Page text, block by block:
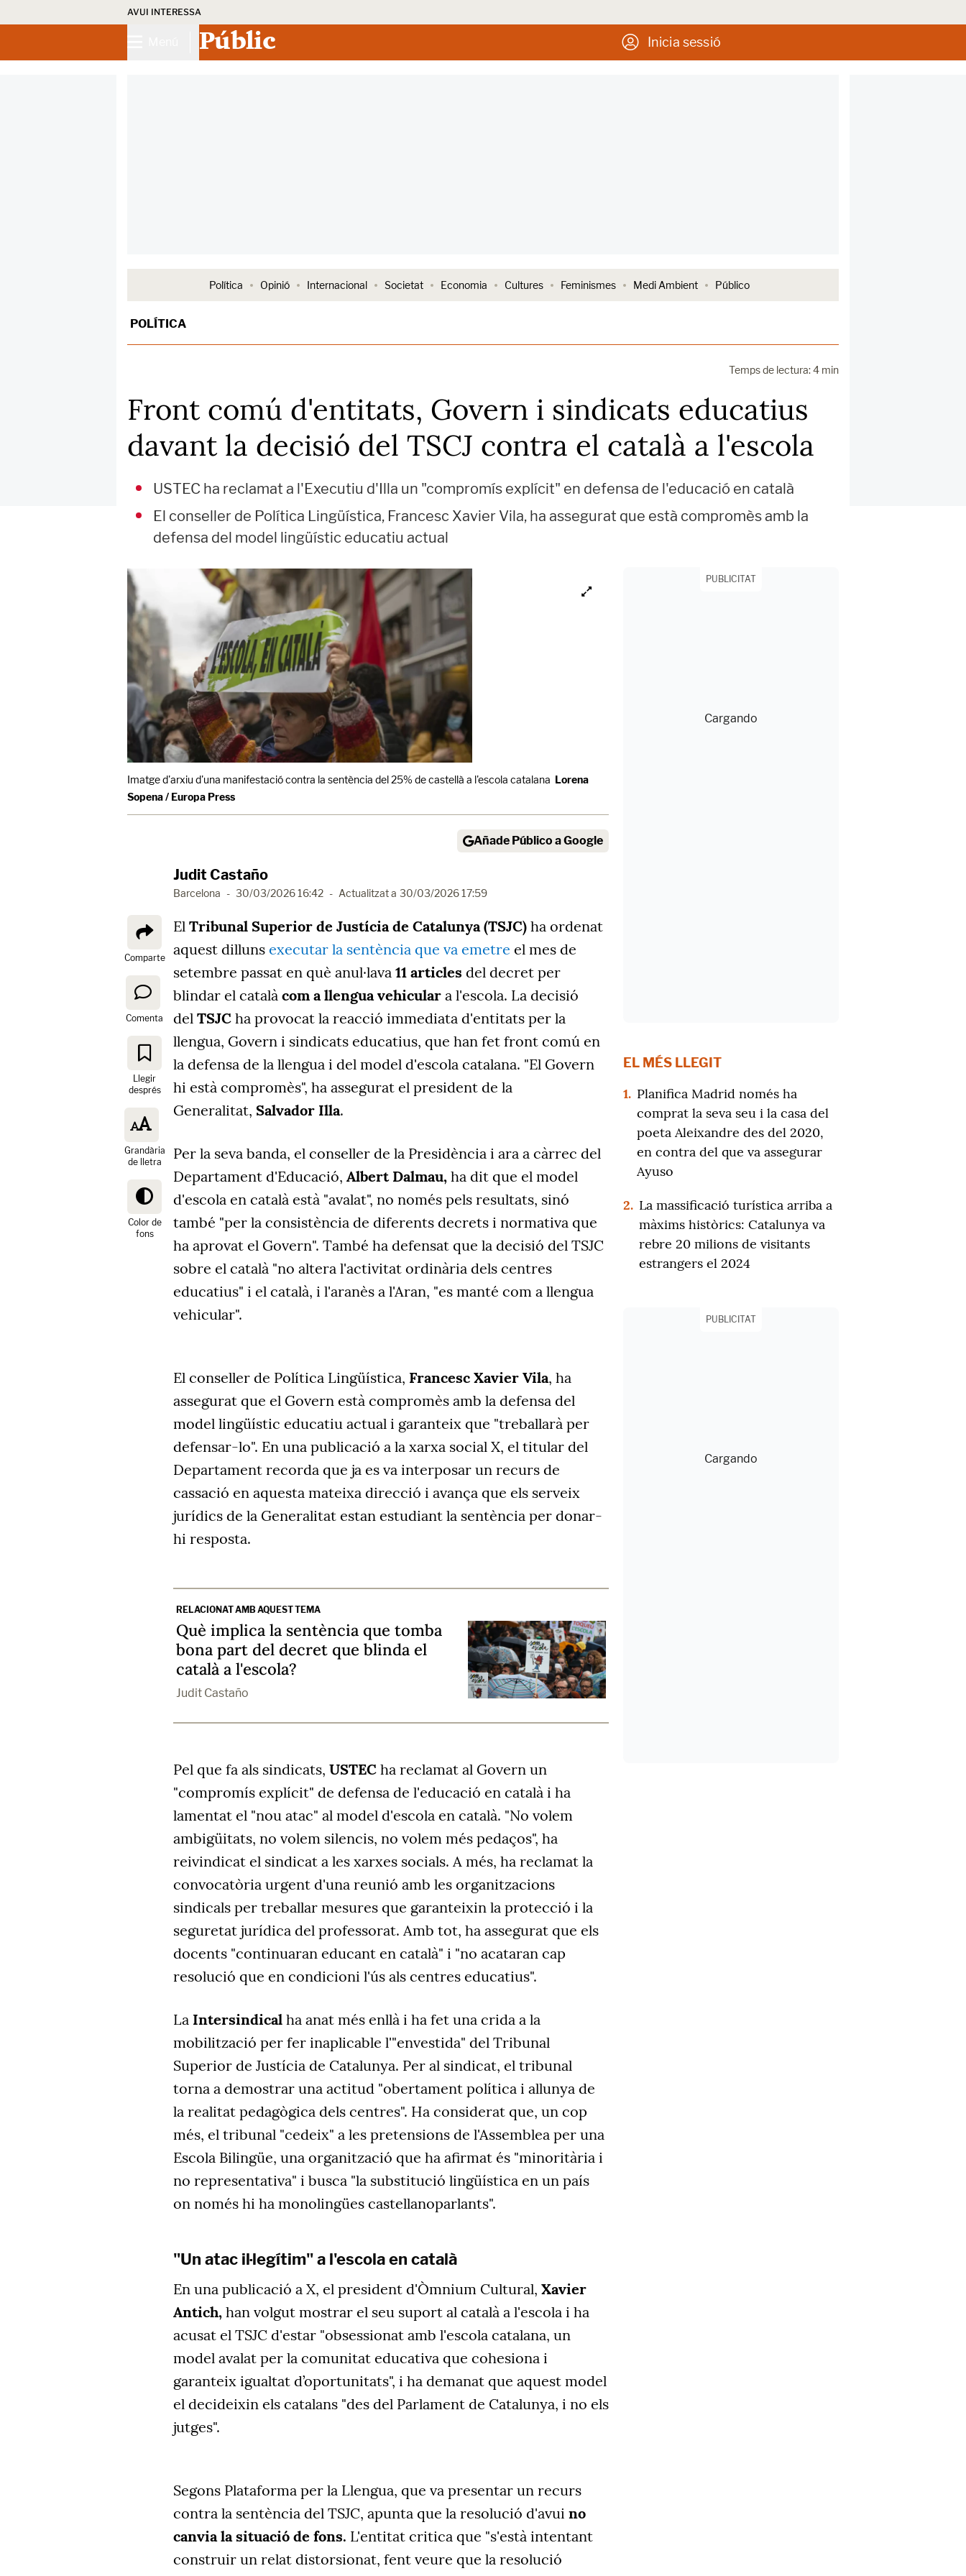
AVUI INTERESSA
Públic Inicia sessió
Política Opinió Internacional Societat Economia Cultures Feminismes Medi Ambient Público
POLÍTICA
Temps de lectura: 4 min
Front comú d'entitats, Govern i sindicats educatius
davant la decisió del TSCJ contra el català a l'escola
USTEC ha reclamat a l'Executiu d'Illa un "compromís explícit" en defensa de l'educació en català
El conseller de Política Lingüística, Francesc Xavier Vila, ha assegurat que està compromès amb la
defensa del model lingüístic educatiu actual
Imatge d'arxiu d'una manifestació contra la sentència del 25% de castellà a l'escola catalana Lorena
Sopena / Europa Press
Añade Público a Google
Judit Castaño
Barcelona - 30/03/2026 16:42 - Actualitzat a 30/03/2026 17:59
Comparte
Comenta
Llegir
després
Grandària
de lletra
Color de
fons
El Tribunal Superior de Justícia de Catalunya (TSJC) ha ordenat
aquest dilluns executar la sentència que va emetre el mes de
setembre passat en què anul·lava 11 articles del decret per
blindar el català com a llengua vehicular a l'escola. La decisió
del TSJC ha provocat la reacció immediata d'entitats per la
llengua, Govern i sindicats educatius, que han fet front comú en
la defensa de la llengua i del model d'escola catalana. "El Govern
hi està compromès", ha assegurat el president de la
Generalitat, Salvador Illa.
Per la seva banda, el conseller de la Presidència i ara a càrrec del
Departament d'Educació, Albert Dalmau, ha dit que el model
d'escola en català està "avalat", no només pels resultats, sinó
també "per la consistència de diferents decrets i normativa que
ha aprovat el Govern". També ha defensat que la decisió del TSJC
sobre el català "no altera l'activitat ordinària dels centres
educatius" i el català, i l'aranès a l'Aran, "es manté com a llengua
vehicular".
El conseller de Política Lingüística, Francesc Xavier Vila, ha
assegurat que el Govern està compromès amb la defensa del
model lingüístic educatiu actual i garanteix que "treballarà per
defensar-lo". En una publicació a la xarxa social X, el titular del
Departament recorda que ja es va interposar un recurs de
cassació en aquesta mateixa direcció i avança que els serveix
jurídics de la Generalitat estan estudiant la sentència per donar-
hi resposta.
RELACIONAT AMB AQUEST TEMA
Què implica la sentència que tomba
bona part del decret que blinda el
català a l'escola?
Judit Castaño
Pel que fa als sindicats, USTEC ha reclamat al Govern un
"compromís explícit" de defensa de l'educació en català i ha
lamentat el "nou atac" al model d'escola en català. "No volem
ambigüitats, no volem silencis, no volem més pedaços", ha
reivindicat el sindicat a les xarxes socials. A més, ha reclamat la
convocatòria urgent d'una reunió amb les organitzacions
sindicals per treballar mesures que garanteixin la protecció i la
seguretat jurídica del professorat. Amb tot, ha assegurat que els
docents "continuaran educant en català" i "no acataran cap
resolució que en condicioni l'ús als centres educatius".
La Intersindical ha anat més enllà i ha fet una crida a la
mobilització per fer inaplicable l'"envestida" del Tribunal
Superior de Justícia de Catalunya. Per al sindicat, el tribunal
torna a demostrar una actitud "obertament política i allunya de
la realitat pedagògica dels centres". Ha considerat que, un cop
més, el tribunal "cedeix" a les pretensions de l'Assemblea per una
Escola Bilingüe, una organització que ha afirmat és "minoritària i
no representativa" i busca "la substitució lingüística en un país
on només hi ha monolingües castellanoparlants".
"Un atac il·legítim" a l'escola en català
En una publicació a X, el president d'Òmnium Cultural, Xavier
Antich, han volgut mostrar el seu suport al català a l'escola i ha
acusat el TSJC d'estar "obsessionat amb l'escola catalana, un
model avalat per la comunitat educativa que cohesiona i
garanteix igualtat d’oportunitats", i ha demanat que aquest model
el decideixin els catalans "des del Parlament de Catalunya, i no els
jutges".
Segons Plataforma per la Llengua, que va presentar un recurs
contra la sentència del TSJC, apunta que la resolució d'avui no
canvia la situació de fons. L'entitat critica que "s'està intentant
construir un relat distorsionat, fent veure que la resolució
PUBLICITAT
EL MÉS LLEGIT
1. Planifica Madrid només ha
comprat la seva seu i la casa del
poeta Aleixandre des del 2020,
en contra del que va assegurar
Ayuso
2. La massificació turística arriba a
màxims històrics: Catalunya va
rebre 20 milions de visitants
estrangers el 2024
PUBLICITAT